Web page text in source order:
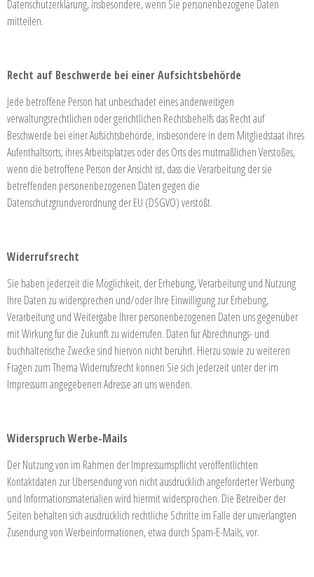
Datenschutzerklärung, insbesondere, wenn Sie personenbezogene Daten
mitteilen.
Recht auf Beschwerde bei einer Aufsichtsbehörde
Jede betroffene Person hat unbeschadet eines anderweitigen
verwaltungsrechtlichen oder gerichtlichen Rechtsbehelfs das Recht auf
Beschwerde bei einer Aufsichtsbehörde, insbesondere in dem Mitgliedstaat ihres
Aufenthaltsorts, ihres Arbeitsplatzes oder des Orts des mutmaßlichen Verstoßes,
wenn die betroffene Person der Ansicht ist, dass die Verarbeitung der sie
betreffenden personenbezogenen Daten gegen die
Datenschutzgrundverordnung der EU (DSGVO) verstößt.
Widerrufsrecht
Sie haben jederzeit die Möglichkeit, der Erhebung, Verarbeitung und Nutzung
Ihre Daten zu widersprechen und/oder Ihre Einwilligung zur Erhebung,
Verarbeitung und Weitergabe Ihrer personenbezogenen Daten uns gegenüber
mit Wirkung für die Zukunft zu widerrufen. Daten für Abrechnungs- und
buchhalterische Zwecke sind hiervon nicht berührt. Hierzu sowie zu weiteren
Fragen zum Thema Widerrufsrecht können Sie sich jederzeit unter der im
Impressum angegebenen Adresse an uns wenden.
Widerspruch Werbe-Mails
Der Nutzung von im Rahmen der Impressumspflicht veröffentlichten
Kontaktdaten zur Übersendung von nicht ausdrücklich angeforderter Werbung
und Informationsmaterialien wird hiermit widersprochen. Die Betreiber der
Seiten behalten sich ausdrücklich rechtliche Schritte im Falle der unverlangten
Zusendung von Werbeinformationen, etwa durch Spam-E-Mails, vor.